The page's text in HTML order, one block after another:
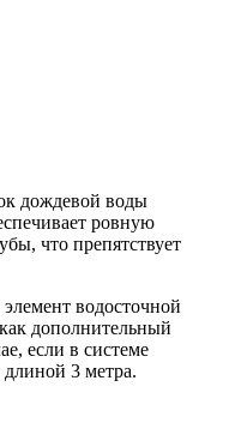
дождевой воды
ровную
что препятствует
водосточной
дополнительный
если в системе
3 метра.